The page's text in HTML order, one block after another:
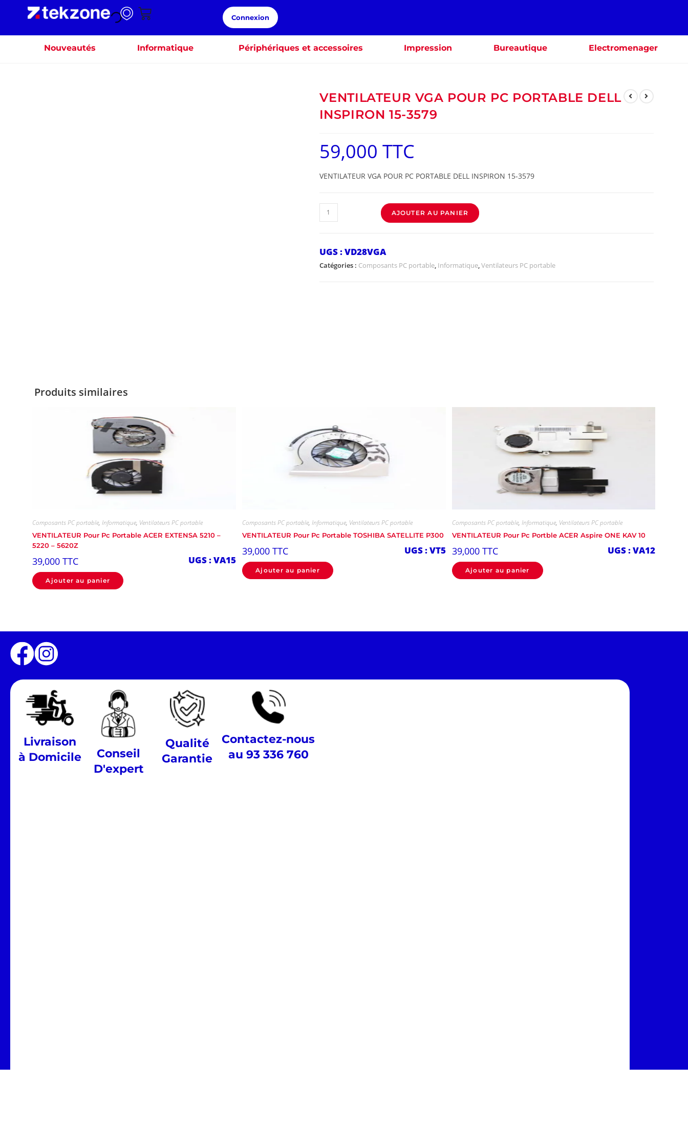
Connexion
Nouveautés Informatique Périphériques et accessoires Impression Bureautique Electromenager
VENTILATEUR VGA POUR PC PORTABLE DELL
INSPIRON 15-3579
59,000 TTC
VENTILATEUR VGA POUR PC PORTABLE DELL INSPIRON 15-3579
AJOUTER AU PANIER
UGS :VD28VGA
Catégories : Composants PC portable, Informatique,Ventilateurs PC portable
Produits similaires
UGS : VA15
Composants PC portable,Informatique, Ventilateurs PC portable
VENTILATEUR Pour Pc Portable ACER EXTENSA 5210 –
5220 – 5620Z
39,000TTC
Ajouter au panier
UGS : VT5
Composants PC portable,Informatique, Ventilateurs PC portable
VENTILATEUR Pour Pc Portable TOSHIBA SATELLITE P300
39,000TTC
Ajouter au panier
UGS : VA12
Composants PC portable,Informatique, Ventilateurs PC portable
VENTILATEUR Pour Pc Portble ACER Aspire ONE KAV 10
39,000TTC
Ajouter au panier
Livraison
à Domicile
Conseil
D'expert
Qualité
Garantie
Contactez-nous
au 93 336 760